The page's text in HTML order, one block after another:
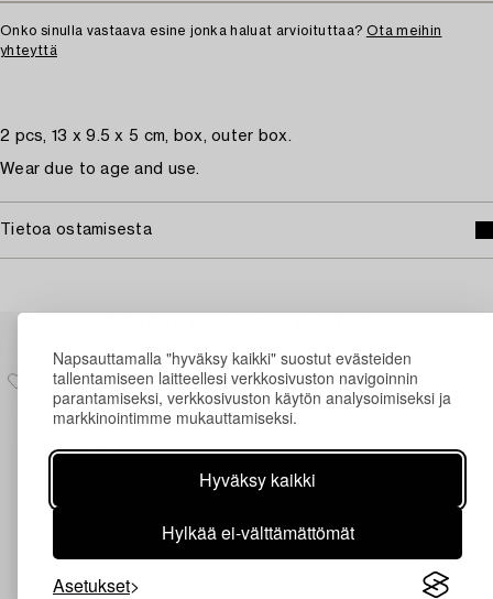
Napsauttamalla "hyväksy kaikki" suostut evästeiden
tallentamiseen laitteellesi verkkosivuston navigoinnin
parantamiseksi, verkkosivuston käytön analysoimiseksi ja
markkinointimme mukauttamiseksi.
Hyväksy kaikki
Hylkää ei-välttämättömät
Asetukset
Onko sinulla vastaava esine jonka haluat arvioituttaa? Ota meihin
yhteyttä
2 pcs, 13 x 9.5 x 5 cm, box, outer box.
Wear due to age and use.
Tietoa ostamisesta